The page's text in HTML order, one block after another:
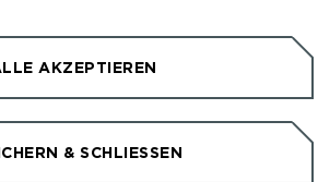
die
AKZEPTIEREN
& SCHLIESSEN